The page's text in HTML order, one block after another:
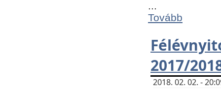
Tovább
2017/
2018. 02. 02. -